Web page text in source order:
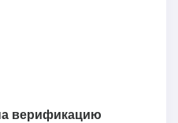
верификацию